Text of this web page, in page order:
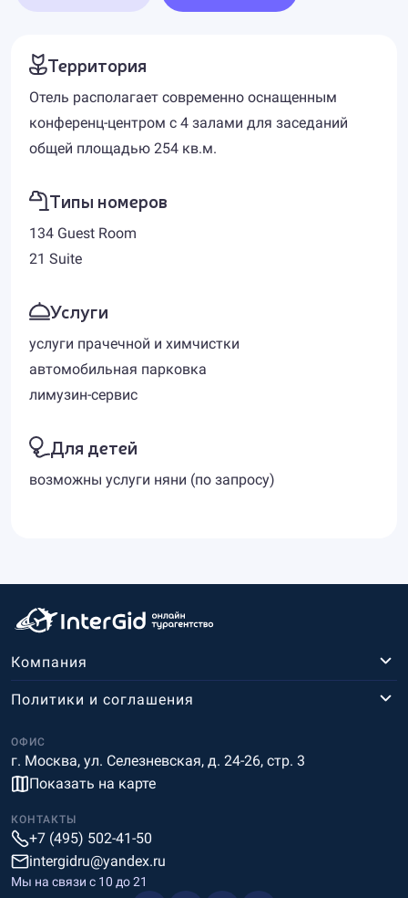
Территория
Отель располагает современно оснащенным
конференц-центром с 4 залами для заседаний
общей площадью 254 кв.м.
Типы номеров
134 Guest Room
21 Suite
Услуги
услуги прачечной и химчистки
автомобильная парковка
лимузин-сервис
Для детей
возможны услуги няни (по запросу)
Компания
ОФИС
г. Москва, ул. Селезневская, д. 24-26, стр. 3
Показать на карте
Политики и соглашения
КОНТАКТЫ
+7 (495) 502-41-50
intergidru@yandex.ru
Мы на связи c 10 до 21